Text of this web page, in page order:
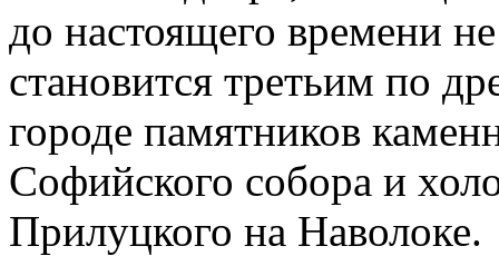
до настоящего времени
становится третьим по
городе памятников
Софийского собора и
Прилуцкого на Наволоке.